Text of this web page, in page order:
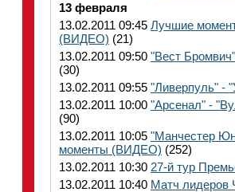
13 февраля
13.02.2011 09:45 Лучшие
(ВИДЕО) (21)
13.02.2011 09:50 "Вест
(30)
13.02.2011 09:55 "Ливерпуль" -
13.02.2011 10:00 "Арсенал" -
(90)
13.02.2011 10:05 "Манчестер
моменты (ВИДЕО) (252)
13.02.2011 10:30 27-й тур
13.02.2011 10:40 Матч лидеров